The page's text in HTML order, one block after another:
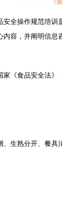
全操作规范培
容，并阐明信息
《食品安全法
生熟分开、餐具